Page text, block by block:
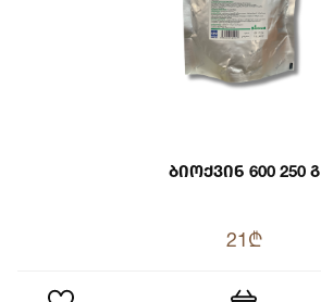
Ბიოქვინ 600 250 Გ
21₾